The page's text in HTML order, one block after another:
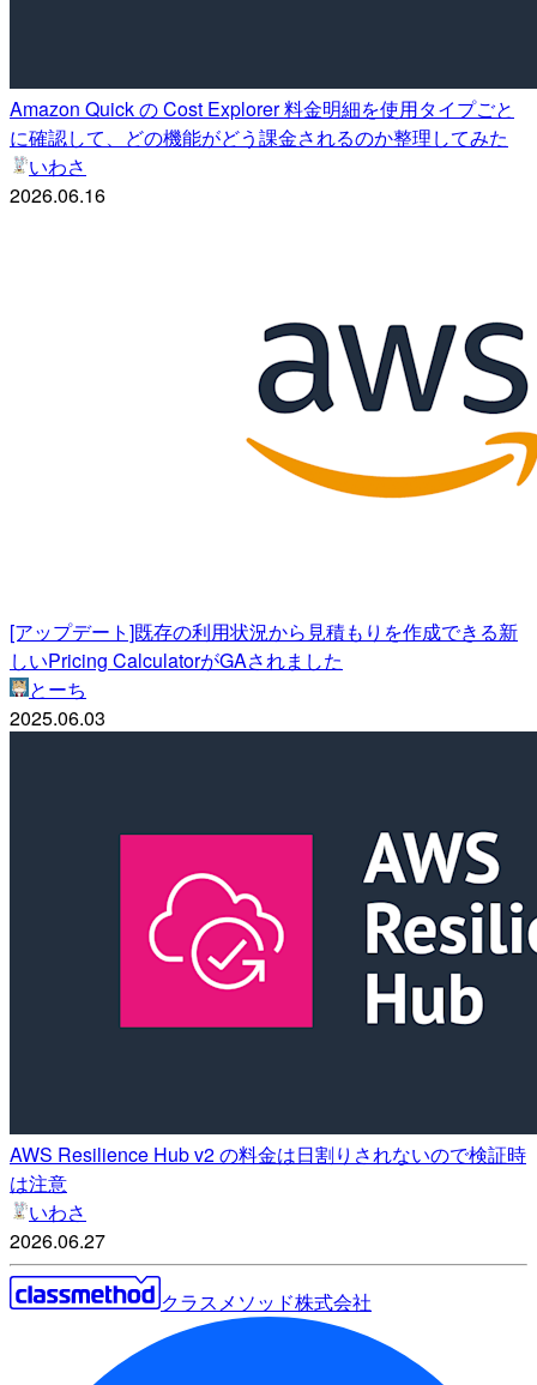
Amazon Quick の Cost Explorer 料金明細を使用タイプごと
に確認して、どの機能がどう課金されるのか整理してみた
いわさ
2026.06.16
[アップデート]既存の利用状況から見積もりを作成できる新
しいPricing CalculatorがGAされました
とーち
2025.06.03
AWS Resilience Hub v2 の料金は日割りされないので検証時
は注意
いわさ
2026.06.27
クラスメソッド株式会社